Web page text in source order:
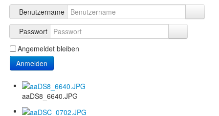
Benutzername
Passwort
Angemeldet bleiben
Anmelden
aaDS8_6640.JPG